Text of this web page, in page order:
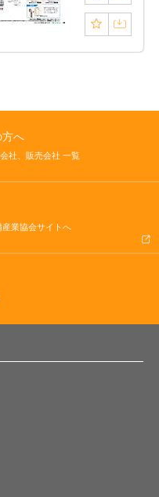
方へ
社、販売会社 一覧
業協会サイトへ